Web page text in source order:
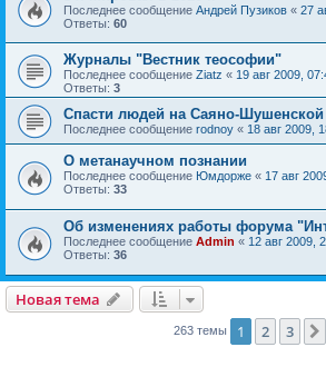
Последнее сообщение Андрей Пузиков « 27
Ответы: 60
Журналы "Вестник теософии"
Последнее сообщение Ziatz « 19 авг 2009,
Ответы: 3
Спасти людей на Саяно-
Последнее сообщение rodnoy « 18 авг 2009,
О метанаучном познании
Последнее сообщение Юмдорже « 17 авг
Ответы: 33
Об изменениях работы форума
Последнее сообщение Admin « 12 авг 2009,
Ответы: 36
Новая тема
263 темы 1 2 3